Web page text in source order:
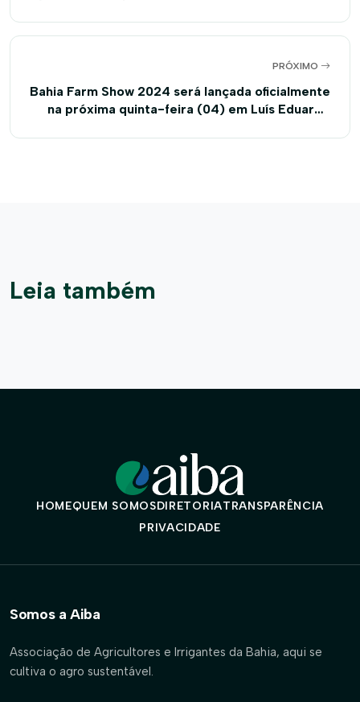
PRÓXIMO
Bahia Farm Show 2024 será lançada oficialmente
na próxima quinta-feira (04) em Luís Eduardo
Leia também
HOMEQUEM SOMOSDIRETORIATRANSPARÊNCIA
PRIVACIDADE
Somos a Aiba
Associação de Agricultores e Irrigantes da Bahia, aqui se
cultiva o agro sustentável.